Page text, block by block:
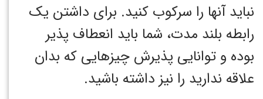
نباید آنها را سرکوب کنید. برای داشتن یک
رابطه بلند مدت، شما باید انعطاف پذیر
بوده و توانایی پذیرش چیزهایی که بدان
علاقه ندارید را نیز داشته باشید.